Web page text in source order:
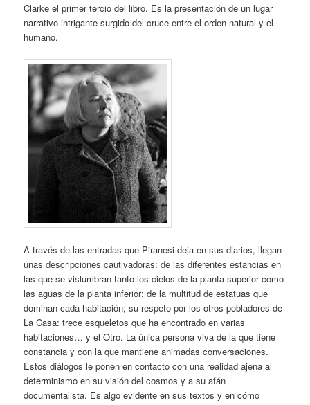
Clarke el primer tercio del libro. Es la presentación de un lugar
narrativo intrigante surgido del cruce entre el orden natural y el
humano.
A través de las entradas que Piranesi deja en sus diarios, llegan
unas descripciones cautivadoras: de las diferentes estancias en
las que se vislumbran tanto los cielos de la planta superior como
las aguas de la planta inferior; de la multitud de estatuas que
dominan cada habitación; su respeto por los otros pobladores de
La Casa: trece esqueletos que ha encontrado en varias
habitaciones… y el Otro. La única persona viva de la que tiene
constancia y con la que mantiene animadas conversaciones.
Estos diálogos le ponen en contacto con una realidad ajena al
determinismo en su visión del cosmos y a su afán
documentalista. Es algo evidente en sus textos y en cómo